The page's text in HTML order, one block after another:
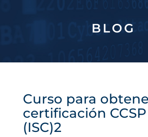
BLOG
Curso para
certificación
(ISC)2